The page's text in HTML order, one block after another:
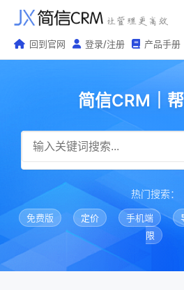
回到官网 登录/注册 产品手册
简信CRM｜
热门搜索：
免费版 定价 手机端
限